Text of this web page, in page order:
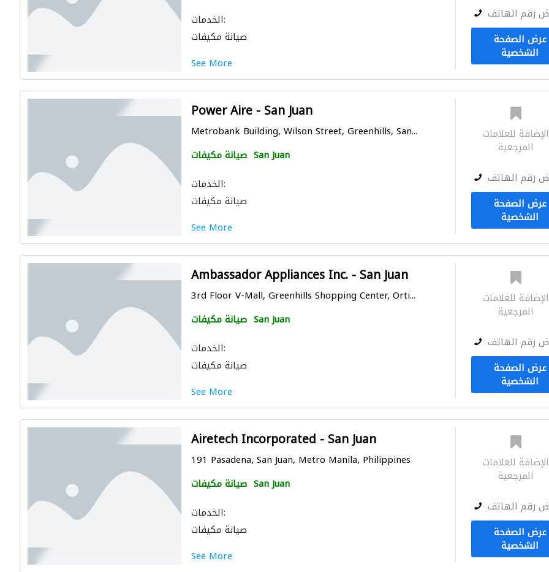
الخدمات:
صيانة مكيفات
See More
رقم الهاتف
عرض الصفحة
الشخصية
Power Aire - San Juan
Metrobank Building, Wilson Street, Greenhills, San...
صيانة مكيفات San Juan
الخدمات:
صيانة مكيفات
See More
الإضافة للعلامات
المرجعية
رقم الهاتف
عرض الصفحة
الشخصية
Ambassador Appliances Inc. - San Juan
3rd Floor V-Mall, Greenhills Shopping Center, Orti...
صيانة مكيفات San Juan
الخدمات:
صيانة مكيفات
See More
الإضافة للعلامات
المرجعية
رقم الهاتف
عرض الصفحة
الشخصية
Airetech Incorporated - San Juan
191 Pasadena, San Juan, Metro Manila, Philippines
صيانة مكيفات San Juan
الخدمات:
صيانة مكيفات
See More
الإضافة للعلامات
المرجعية
رقم الهاتف
عرض الصفحة
الشخصية